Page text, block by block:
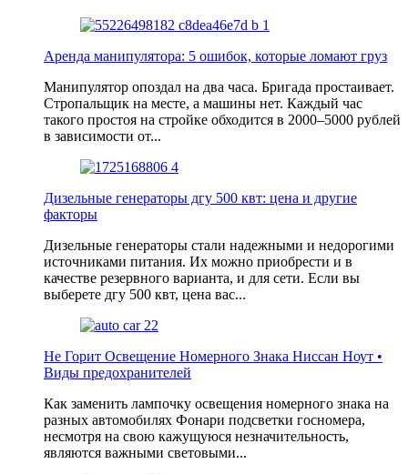
Аренда манипулятора: 5 ошибок, которые ломают груз
Манипулятор опоздал на два часа. Бригада простаивает.
Стропальщик на месте, а машины нет. Каждый час
такого простоя на стройке обходится в 2000–5000 рублей
в зависимости от...
Дизельные генераторы дгу 500 квт: цена и другие
факторы
Дизельные генераторы стали надежными и недорогими
источниками питания. Их можно приобрести и в
качестве резервного варианта, и для сети. Если вы
выберете дгу 500 квт, цена вас...
Не Горит Освещение Номерного Знака Ниссан Ноут •
Виды предохранителей
Как заменить лампочку освещения номерного знака на
разных автомобилях Фонари подсветки госномера,
несмотря на свою кажущуюся незначительность,
являются важными световыми...